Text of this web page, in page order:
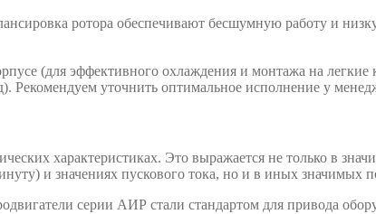
ротора обеспечивают бесшумную работу и
(для эффективного охлаждения и монтажа на
Рекомендуем уточнить оптимальное исполнение у
характеристиках. Это выражается не только в
и значениях пускового тока, но и в иных значимых
серии АИР стали стандартом для привода